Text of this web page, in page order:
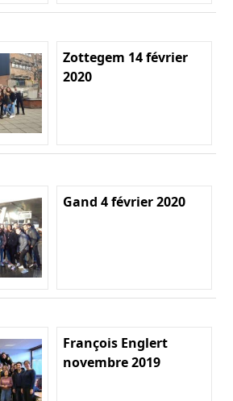
Zottegem 14 février
2020
Gand 4 février 2020
François Englert
novembre 2019